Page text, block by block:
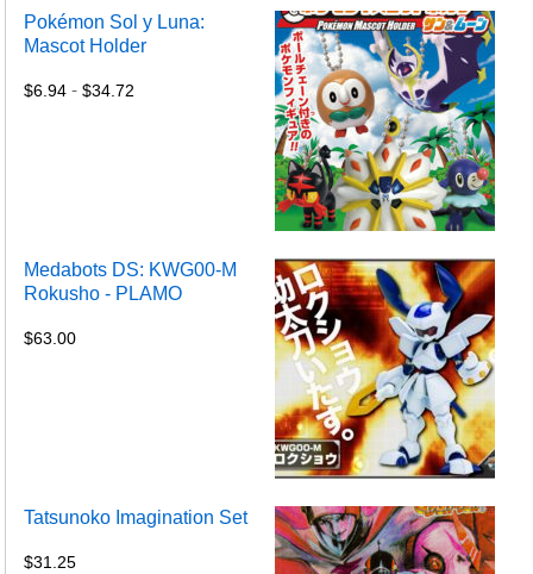
Pokémon Sol y Luna:
Mascot Holder
$6.94 - $34.72
Medabots DS: KWG00-M
Rokusho - PLAMO
$63.00
Tatsunoko Imagination Set
$31.25